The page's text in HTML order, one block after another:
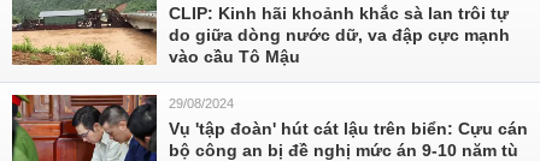
CLIP: Kinh hãi khoảnh khắc sà lan trôi tự
do giữa dòng nước dữ, va đập cực mạnh
vào cầu Tô Mậu
29/08/2024
Vụ 'tập đoàn' hút cát lậu trên biển: Cựu cán
bộ công an bị đề nghị mức án 9-10 năm tù